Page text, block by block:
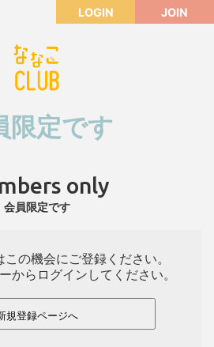
LOGIN JOIN
限定です
only
会員限定です
の機会にご登録ください。
からログインしてください。
規登録ページへ